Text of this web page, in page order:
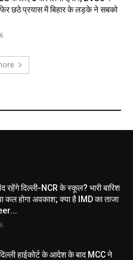
छठे प्रयास में बिहार के लड़के ने सबको
रहेंगे दिल्ली-NCR के स्कूल? भारी बारिश
कल होगा अवकाश; क्या है IMD का ताजा
हाईकोर्ट के आदेश के बाद MCC ने